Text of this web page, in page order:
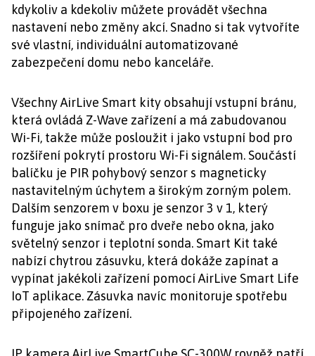
kdykoliv a kdekoliv můžete provádět všechna
nastavení nebo změny akcí. Snadno si tak vytvoříte
své vlastní, individuální automatizované
zabezpečení domu nebo kanceláře.
Všechny AirLive Smart kity obsahují vstupní bránu,
která ovládá Z-Wave zařízení a má zabudovanou
Wi-Fi, takže může posloužit i jako vstupní bod pro
rozšíření pokrytí prostoru Wi-Fi signálem. Součástí
balíčku je PIR pohybový senzor s magneticky
nastavitelným úchytem a širokým zorným polem.
Dalším senzorem v boxu je senzor 3 v 1, který
funguje jako snímač pro dveře nebo okna, jako
světelný senzor i teplotní sonda. Smart Kit také
nabízí chytrou zásuvku, která dokáže zapínat a
vypínat jakékoli zařízení pomocí AirLive Smart Life
IoT aplikace. Zásuvka navíc monitoruje spotřebu
připojeného zařízení.